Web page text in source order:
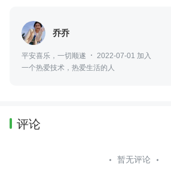
乔乔
平安喜乐，一切顺遂
2022-07-01 加入
一个热爱技术，热爱生活的人
评论
暂无评论